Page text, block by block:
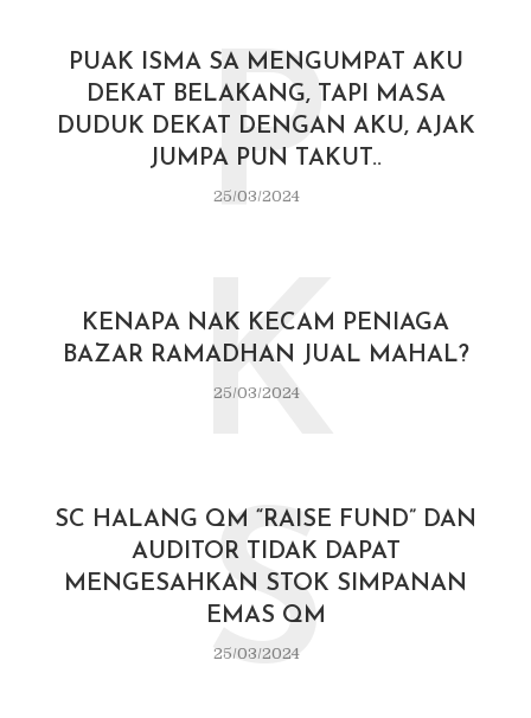
PUAK ISMA SA MENGUMPAT AKU
DEKAT BELAKANG, TAPI MASA
DUDUK DEKAT DENGAN AKU, AJAK
JUMPA PUN TAKUT..
25/03/2024
P
KENAPA NAK KECAM PENIAGA
BAZAR RAMADHAN JUAL MAHAL?
25/03/2024
K
SC HALANG QM “RAISE FUND” DAN
AUDITOR TIDAK DAPAT
MENGESAHKAN STOK SIMPANAN
EMAS QM
25/03/2024
S